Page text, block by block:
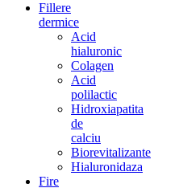
Fillere
dermice
Acid
hialuronic
Colagen
Acid
polilactic
Hidroxiapatita
de
calciu
Biorevitalizante
Hialuronidaza
Fire